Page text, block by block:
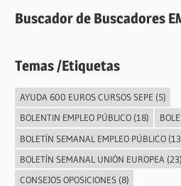
Buscador de Buscadores
Temas /Etiquetas
AYUDA 600 EUROS CURSOS SEPE (5)
BOLENTIN EMPLEO PÚBLICO(18)
BOLETÍN SEMANAL EMPLEO PÚBLICO
BOLETÍN SEMANAL UNIÓN EUROPEA (23)
CONSEJOS OPOSICIONES(8)